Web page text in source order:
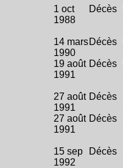
1 oct
1988
Décès
14 mars
1990
Décès
19 août
1991
Décès
27 août
1991
Décès
27 août
1991
Décès
15 sep
1992
Décès